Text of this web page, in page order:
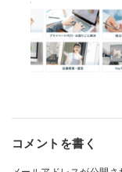
コメントを書く